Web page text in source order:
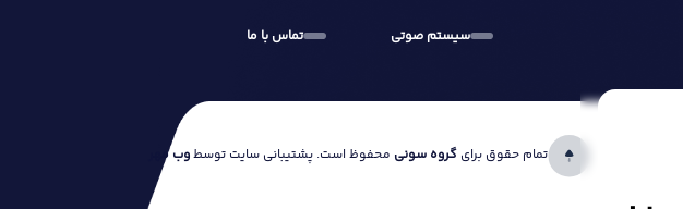
سیستم صوتی تماس با ما
تمام حقوق برای گروه سونی محفوظ است. پشتیبانی سایت توسطوب مهر